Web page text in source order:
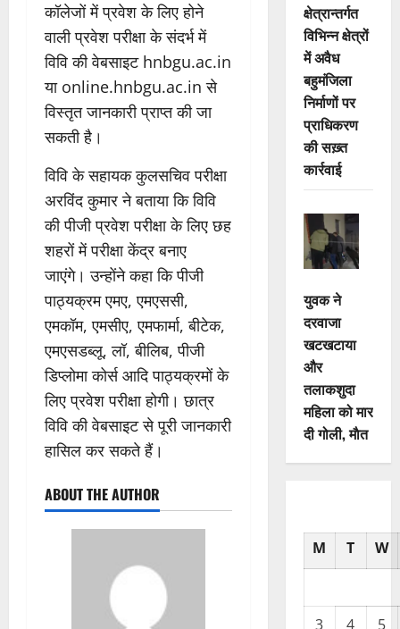
कॉलेजों में प्रवेश के लिए होने
वाली प्रवेश परीक्षा के संदर्भ में
विवि की वेबसाइट hnbgu.ac.in
या online.hnbgu.ac.in से
विस्तृत जानकारी प्राप्त की जा
सकती है।
विवि के सहायक कुलसचिव परीक्षा
अरविंद कुमार ने बताया कि विवि
की पीजी प्रवेश परीक्षा के लिए छह
शहरों में परीक्षा केंद्र बनाए
जाएंगे। उन्होंने कहा कि पीजी
पाठ्यक्रम एमए, एमएससी,
एमकॉम, एमसीए, एमफार्मा, बीटेक,
एमएसडब्लू, लॉ, बीलिब, पीजी
डिप्लोमा कोर्स आदि पाठ्यक्रमों के
लिए प्रवेश परीक्षा होगी। छात्र
विवि की वेबसाइट से पूरी जानकारी
हासिल कर सकते हैं।
ABOUT THE AUTHOR
क्षेत्रान्तर्गत
विभिन्न क्षेत्रों
में अवैध
बहुमंजिला
निर्माणों पर
प्राधिकरण
की सख़्त
कार्रवाई
युवक ने
दरवाजा
खटखटाया
और
तलाकशुदा
महिला को मार
दी गोली, माैत
M T W
3 4
5